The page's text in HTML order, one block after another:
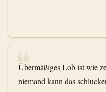
❝
Übermäßiges Lob ist wie
niemand kann das